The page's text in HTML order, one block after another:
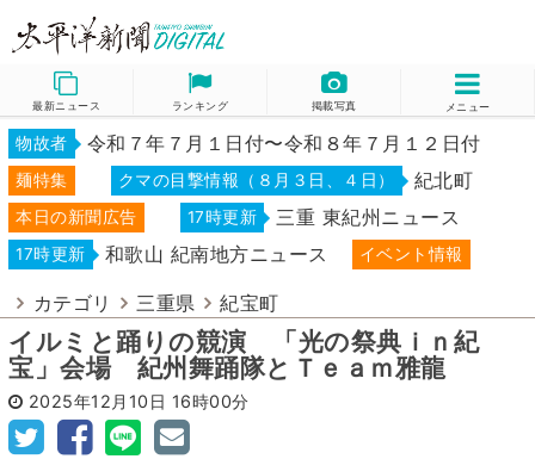
最新ニュース ランキング 掲載写真 メニュー
物故者 令和７年７月１日付〜令和８年７月１２日付
麺特集 クマの目撃情報（８月３日、４日） 紀北町
本日の新聞広告 17時更新 三重 東紀州ニュース
17時更新 和歌山 紀南地方ニュース イベント情報
カテゴリ 三重県 紀宝町
イルミと踊りの競演 「光の祭典ｉｎ紀
宝」会場 紀州舞踊隊とＴｅａｍ雅龍
2025年12月10日 16時00分